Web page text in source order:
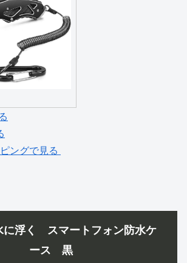
ングで見る
に浮く スマートフォン防水ケ
ース 黒